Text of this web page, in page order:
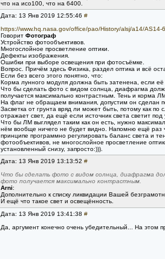
что на исо100, что на 6400.
Дата: 13 Янв 2019 12:55:46 #
https://www.hq.nasa.gov/office/pao/History/alsj/a14/AS14-
Говорит Фотограф
Устройство фотообъективов.
Многослойное просветление оптики.
Дефекты изображения.
Ошибки при выборе освещения при фотосъёмке.
Вопрос. Причём здесь Физика, раздел оптика и всё
Если без всего этого понятно, что:
Корма лунного модуля должна быть затенена, если
Что бы сделать фото с видом солнца, диафрагма
получается максимально контрастным. Тень и корма
На флаг не обращаем внимания, допустим он сделан
Засветка от грунта вряд ли может быть, потому как по
отражает свет, да ещё если источник света светит под
Что бы ЛМ выглядел таким как он есть, нужно
нём вообще ничего не будет видно. Напомню ещё раз
принципе программно регулировать баланс света и
фотообъективов, не многослойное просветление
установленный снизу, запросто:))).
Дата: 13 Янв 2019 13:13:52 #
Что бы сделать фото с видом солнца, диафрагма
фото получается максимально контрастным.
Arni:
Дополнительно к списку ликвидации Вашей
И ещё что такое свет и освещённость.
Дата: 13 Янв 2019 13:41:38 #
Да, аргумент конечно очень убедительный... На этом